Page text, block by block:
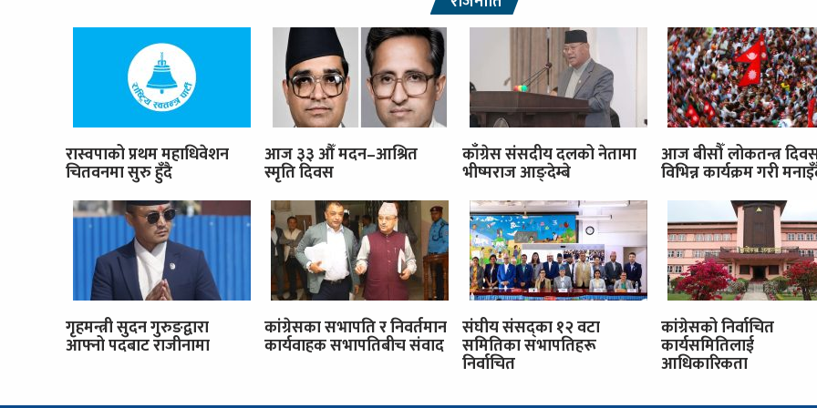
रास्वपाको प्रथम महाधिवेशन
चितवनमा सुरु हुँदै
आज ३३ औँ मदन–आश्रित
स्मृति दिवस
काँग्रेस संसदीय दलको नेतामा
भीष्मराज आङ्देम्बे
आज बीसौँ लोकतन्त्र
विभिन्न कार्यक्रम गरी
गृहमन्त्री सुदन गुरुङद्वारा
आफ्नो पदबाट राजीनामा
कांग्रेसका सभापति र निवर्तमान
कार्यवाहक सभापतिबीच संवाद
संघीय संसद्का १२ वटा
समितिका सभापतिहरू
निर्वाचित
कांग्रेसको निर्वाचित
कार्यसमितिलाई
आधिकारिकता